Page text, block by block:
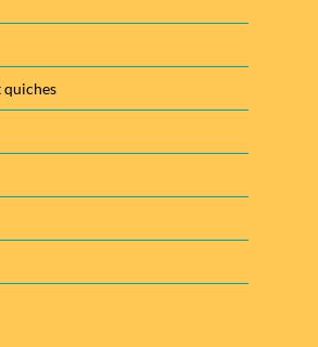
quiches